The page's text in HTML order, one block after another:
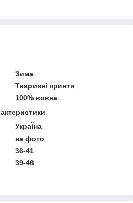
Зима
Тваринні принти
100% вовна
УкраЇна
на фото
36-41
39-46